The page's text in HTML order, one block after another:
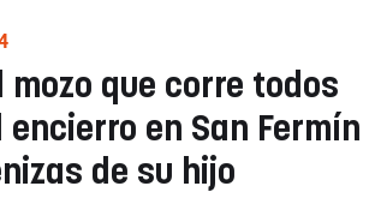
que corre todos
encierro en San Fermín
de su hijo